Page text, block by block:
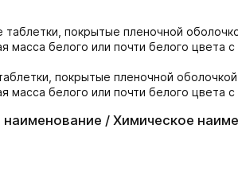
покрытые пленочной
масса белого или почти белого цвета
покрытые пленочной
масса белого или почти белого цвета
/ Химическое